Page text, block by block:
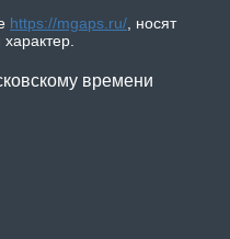
https://mgaps.ru/ носят
времени